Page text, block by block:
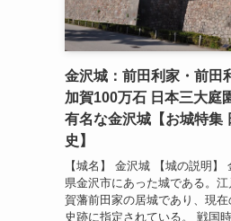
金沢城：前田利家・前田
加賀100万石 日本三大庭
有名な金沢城【お城特集
史】
【城名】 金沢城 【城の説明】
県金沢市にあった城である。
賀藩前田家の居城であり、現
史跡に指定されている。 戦国